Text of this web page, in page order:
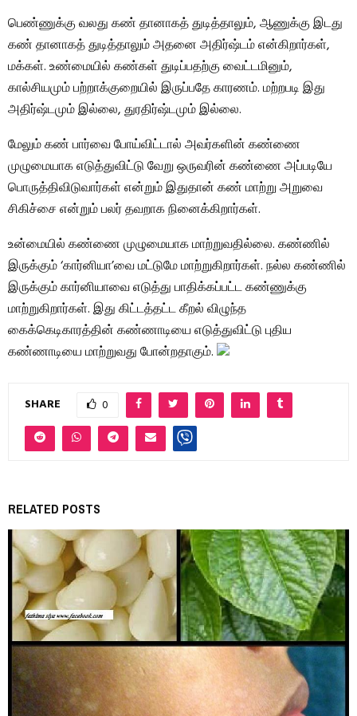
பெண்ணுக்கு வலது கண் தானாகத் துடித்தாலும், ஆணுக்கு இடது
கண் தானாகத் துடித்தாலும் அதனை அதிர்ஷ்டம் என்கிறார்கள்,
மக்கள். உண்மையில் கண்கள் துடிப்பதற்கு வைட்டமினும்,
கால்சியமும் பற்றாக்குறையில் இருப்பதே காரணம். மற்றபடி இது
அதிர்ஷ்டமும் இல்லை, துரதிர்ஷ்டமும் இல்லை.
மேலும் கண் பார்வை போய்விட்டால் அவர்களின் கண்ணை
முழுமையாக எடுத்துவிட்டு வேறு ஒருவரின் கண்ணை அப்படியே
பொருத்திவிடுவார்கள் என்றும் இதுதான் கண் மாற்று அறுவை
சிகிச்சை என்றும் பலர் தவறாக நினைக்கிறார்கள்.
உன்மையில் கண்ணை முழுமையாக மாற்றுவதில்லை. கண்ணில்
இருக்கும் ‘கார்னியா’வை மட்டுமே மாற்றுகிறார்கள். நல்ல கண்ணில்
இருக்கும் கார்னியாவை எடுத்து பாதிக்கப்பட்ட கண்ணுக்கு
மாற்றுகிறார்கள். இது கிட்டத்தட்ட கீறல் விழுந்த
கைக்கெடிகாரத்தின் கண்ணாடியை எடுத்துவிட்டு புதிய
கண்ணாடியை மாற்றுவது போன்றதாகும்.
SHARE 0
RELATED POSTS